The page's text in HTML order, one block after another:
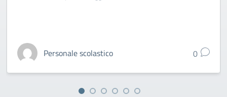
Personale scolastico 0